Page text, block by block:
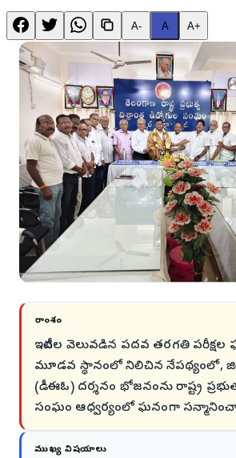
A- A A+
సారాంశం
ఇటీవల వెలువడిన పదవ తరగతి పరీక్షల
మూడవ స్థానంలో నిలిచిన నేపథ్యంలో,
(డీఈఓ) దర్శనం భోజనంను రాష్ట్ర
సంఘం ఆధ్వర్యంలో ఘనంగా
ముఖ్య విషయాలు